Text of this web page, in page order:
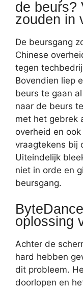
de beurs?
zouden in
De beursgang
Chinese
tegen
Bovendien liep
beurs te gaan
naar de beurs
met het gebrek
overheid en
vraagtekens bij
Uiteindelijk
niet in orde en
beursgang.
oplossing
Achter de
hard hebben
dit probleem.
doorlopen en